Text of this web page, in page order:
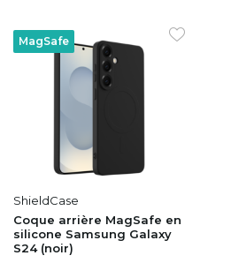
MagSafe
ShieldCase
Coque arrière MagSafe en
silicone Samsung Galaxy
S24 (noir)